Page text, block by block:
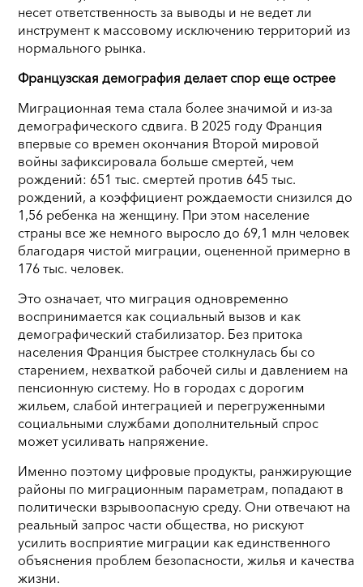
несет ответственность за выводы и не ведет ли
инструмент к массовому исключению территорий из
нормального рынка.
Французская демография делает спор еще острее
Миграционная тема стала более значимой и из-за
демографического сдвига. В 2025 году Франция
впервые со времен окончания Второй мировой
войны зафиксировала больше смертей, чем
рождений: 651 тыс. смертей против 645 тыс.
рождений, а коэффициент рождаемости снизился до
1,56 ребенка на женщину. При этом население
страны все же немного выросло до 69,1 млн человек
благодаря чистой миграции, оцененной примерно в
176 тыс. человек.
Это означает, что миграция одновременно
воспринимается как социальный вызов и как
демографический стабилизатор. Без притока
населения Франция быстрее столкнулась бы со
старением, нехваткой рабочей силы и давлением на
пенсионную систему. Но в городах с дорогим
жильем, слабой интеграцией и перегруженными
социальными службами дополнительный спрос
может усиливать напряжение.
Именно поэтому цифровые продукты, ранжирующие
районы по миграционным параметрам, попадают в
политически взрывоопасную среду. Они отвечают на
реальный запрос части общества, но рискуют
усилить восприятие миграции как единственного
объяснения проблем безопасности, жилья и качества
жизни.